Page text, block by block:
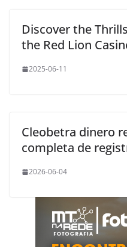
Discover the
the Red Lion
2025-06-11
Cleobetra dinero
completa de
2026-06-04